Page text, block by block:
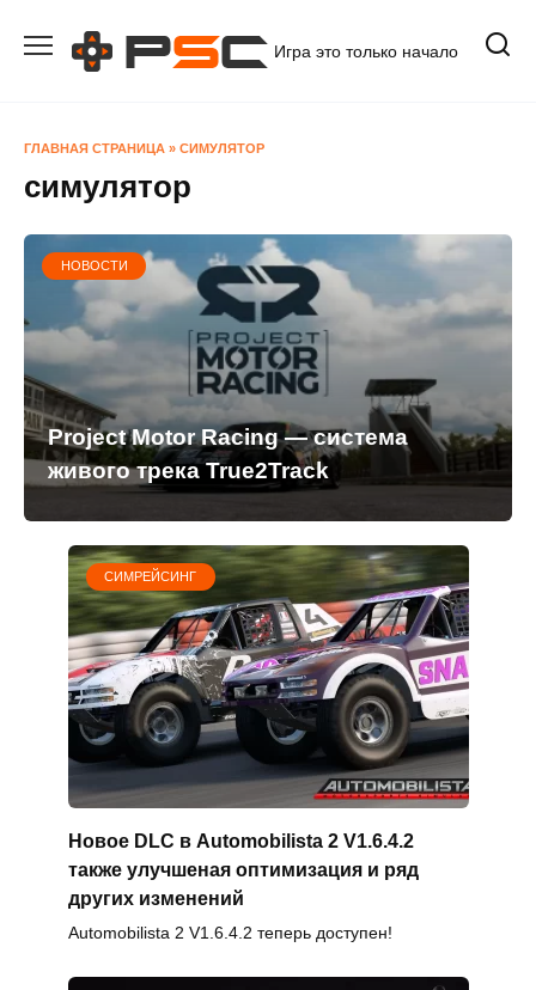
содержанию
Игра это только начало
ГЛАВНАЯ СТРАНИЦА » СИМУЛЯТОР
симулятор
НОВОСТИ
Project Motor Racing — система
живого трека True2Track
СИМРЕЙСИНГ
Новое DLC в Automobilista 2 V1.6.4.2
также улучшеная оптимизация и ряд
других изменений
Automobilista 2 V1.6.4.2 теперь доступен!